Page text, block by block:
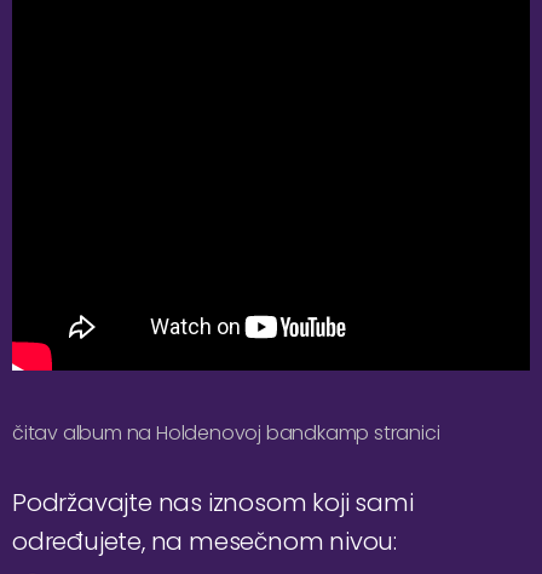
čitav album na Holdenovoj bandkamp stranici
Podržavajte nas iznosom koji sami
određujete, na mesečnom nivou: